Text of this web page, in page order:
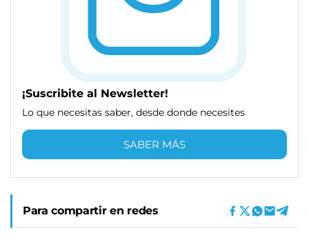
¡Suscribite al Newsletter!
Lo que necesitas saber, desde donde necesites
SABER MÁS
Para compartir en redes